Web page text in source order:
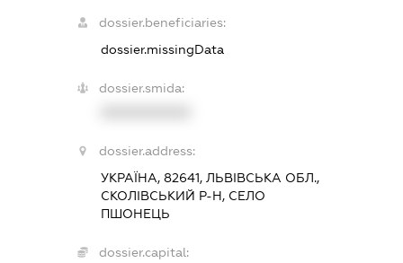
dossier.beneficiaries:
dossier.missingData
dossier.smida:
dossier.address:
УКРАЇНА, 82641, ЛЬВІВСЬКА ОБЛ.,
СКОЛІВСЬКИЙ Р-Н, СЕЛО
ПШОНЕЦЬ
dossier.capital: